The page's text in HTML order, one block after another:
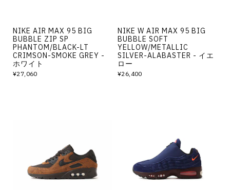
NIKE AIR MAX 95 BIG
BUBBLE ZIP SP
PHANTOM/BLACK-LT
CRIMSON-SMOKE GREY -
ホワイト
¥27,060
NIKE W AIR MAX 95 BIG
BUBBLE SOFT
YELLOW/METALLIC
SILVER-ALABASTER - イエ
ロー
¥26,400